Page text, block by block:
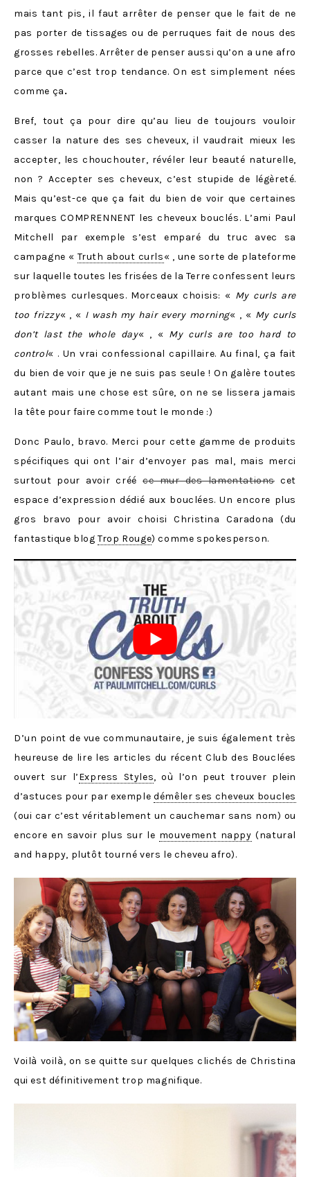
mais tant pis, il faut arrêter de penser que le fait de ne
pas porter de tissages ou de perruques fait de nous des
grosses rebelles. Arrêter de penser aussi qu’on a une afro
parce que c’est trop tendance. On est simplement nées
comme ça.
Bref, tout ça pour dire qu’au lieu de toujours vouloir
casser la nature des ses cheveux, il vaudrait mieux les
accepter, les chouchouter, révéler leur beauté naturelle,
non ? Accepter ses cheveux, c’est stupide de légèreté.
Mais qu’est-ce que ça fait du bien de voir que certaines
marques COMPRENNENT les cheveux bouclés. L’ami Paul
Mitchell par exemple s’est emparé du truc avec sa
campagne « Truth about curls« , une sorte de plateforme
sur laquelle toutes les frisées de la Terre confessent leurs
problèmes curlesques. Morceaux choisis: « My curls are
too frizzy« , « I wash my hair every morning« , « My curls
don’t last the whole day« , « My curls are too hard to
control« . Un vrai confessional capillaire. Au final, ça fait
du bien de voir que je ne suis pas seule ! On galère toutes
autant mais une chose est sûre, on ne se lissera jamais
la tête pour faire comme tout le monde :)
Donc Paulo, bravo. Merci pour cette gamme de produits
spécifiques qui ont l’air d’envoyer pas mal, mais merci
surtout pour avoir crééce mur des lamentationscet
espace d’expression dédié aux bouclées. Un encore plus
gros bravo pour avoir choisi Christina Caradona (du
fantastique blogTrop Rouge) comme spokesperson.
D’un point de vue communautaire, je suis également très
heureuse de lire les articles du récent Club des Bouclées
ouvert sur l’Express Styles, où l’on peut trouver plein
d’astuces pour par exempledémêler ses cheveux boucles
(oui car c’est véritablement un cauchemar sans nom) ou
encore en savoir plus sur le mouvement nappy (natural
and happy, plutôt tourné vers le cheveu afro).
Voilà voilà, on se quitte sur quelques clichés de Christina
qui est définitivement trop magnifique.